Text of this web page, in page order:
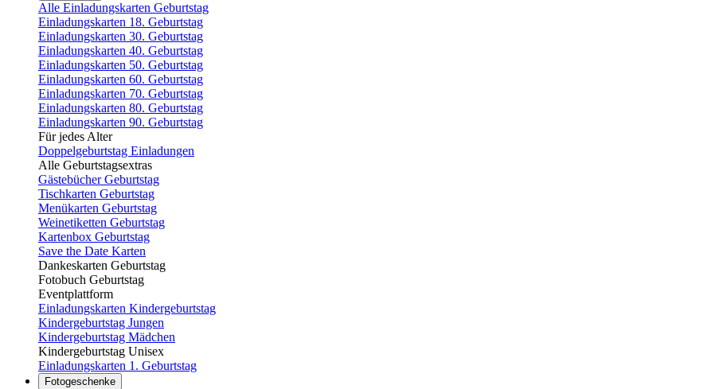
Alle Einladungskarten Geburtstag
Einladungskarten 18. Geburtstag
Einladungskarten 30. Geburtstag
Einladungskarten 40. Geburtstag
Einladungskarten 50. Geburtstag
Einladungskarten 60. Geburtstag
Einladungskarten 70. Geburtstag
Einladungskarten 80. Geburtstag
Einladungskarten 90. Geburtstag
Für jedes Alter
Doppelgeburtstag Einladungen
Alle Geburtstagsextras
Gästebücher Geburtstag
Tischkarten Geburtstag
Menükarten Geburtstag
Weinetiketten Geburtstag
Kartenbox Geburtstag
Save the Date Karten
Dankeskarten Geburtstag
Fotobuch Geburtstag
Eventplattform
Einladungskarten Kindergeburtstag
Kindergeburtstag Jungen
Kindergeburtstag Mädchen
Kindergeburtstag Unisex
Einladungskarten 1. Geburtstag
Fotogeschenke